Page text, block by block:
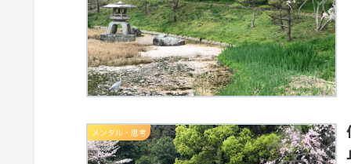
メンタル・思考